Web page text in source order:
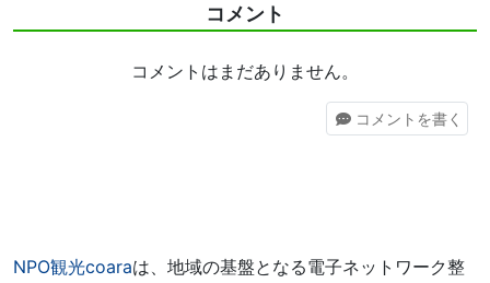
コメント
コメントはまだありません。
コメント を書く
NPO観光coaraは、地域の基盤となる電子ネットワーク整